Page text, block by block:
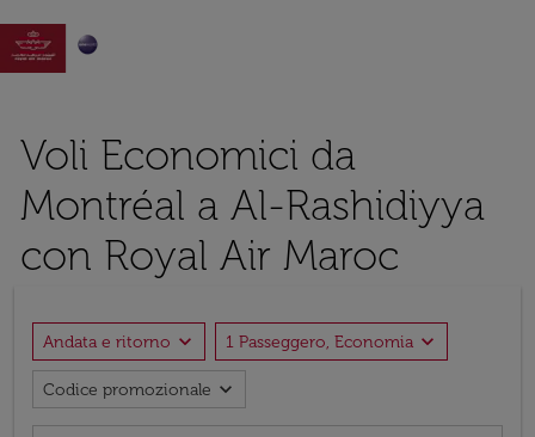

Voli Economici da
Montréal a Al-Rashidiyya
con Royal Air Maroc
Andata e ritorno expand_more 1 Passeggero, Economia expand_more
Codice promozionale expand_more